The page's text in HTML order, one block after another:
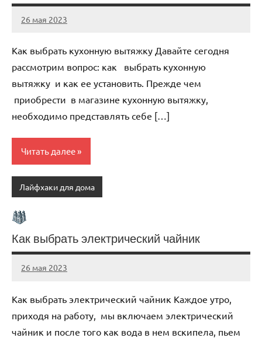
26 мая 2023
organic63_ru
Нет
Как выбрать кухонную вытяжку Давайте сегодня
рассмотрим вопрос: как выбрать кухонную
вытяжку и как ее установить. Прежде чем
приобрести в магазине кухонную вытяжку,
необходимо представлять себе […]
Читать далее
Лайфхаки для дома
Как выбрать электрический чайник
26 мая 2023
organic63_ru
Нет
Как выбрать электрический чайник Каждое утро,
приходя на работу, мы включаем электрический
чайник и после того как вода в нем вскипела, пьем